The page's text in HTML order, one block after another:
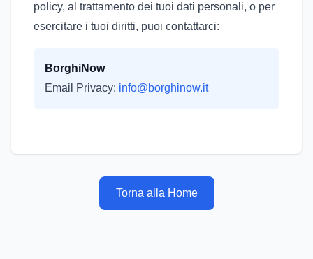
policy, al trattamento dei tuoi dati personali, o per
esercitare i tuoi diritti, puoi contattarci:
BorghiNow
Email Privacy: info@borghinow.it
Torna alla Home